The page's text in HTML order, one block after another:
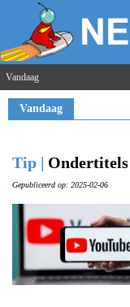
Vandaag
Vandaag
Tip | Ondertitels
Gepubliceerd op: 2025-02-06